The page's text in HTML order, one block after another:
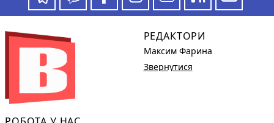
РЕДАКТОРИ
Максим Фарина
Звернутися